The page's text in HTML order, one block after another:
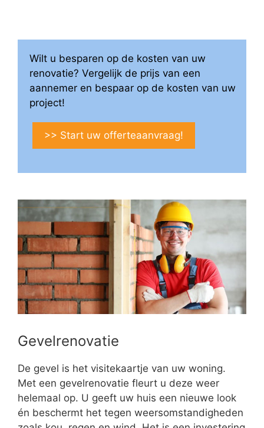
Wilt u besparen op de kosten van uw
renovatie? Vergelijk de prijs van een
aannemer en bespaar op de kosten van uw
project!
>> Start uw offerteaanvraag!
Gevelrenovatie
De gevel is het visitekaartje van uw woning.
Met een gevelrenovatie fleurt u deze weer
helemaal op. U geeft uw huis een nieuwe look
én beschermt het tegen weersomstandigheden